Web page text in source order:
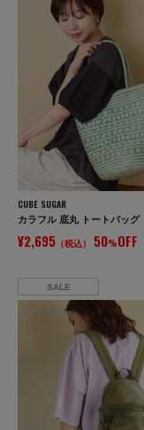
CUBE SUGAR
カラフル 底丸 トートバッグ
¥2,695 （税込） 50%OFF
SALE